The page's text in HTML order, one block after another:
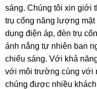
sáng. Chúng tôi xin giới
trụ cổng năng lượng
dụng điện áp, đèn trụ
ánh nắng tự nhiên ban
chiếu sáng. Với khả
với môi trường cùng với
chúng được nhiều